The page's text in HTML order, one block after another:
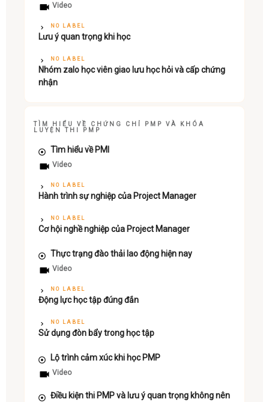
Video
NO LABEL
Lưu ý quan trọng khi học
NO LABEL
Nhóm zalo học viên giao lưu học hỏi và cấp chứng
nhận
TÌM HIỂU VỀ CHỨNG CHỈ PMP VÀ KHÓA
LUYỆN THI PMP
Tìm hiểu về PMI
Video
NO LABEL
Hành trình sự nghiệp của Project Manager
NO LABEL
Cơ hội nghề nghiệp của Project Manager
Thực trạng đào thải lao động hiện nay
Video
NO LABEL
Động lực học tập đúng đắn
NO LABEL
Sử dụng đòn bẩy trong học tập
Lộ trình cảm xúc khi học PMP
Video
Điều kiện thi PMP và lưu ý quan trọng không nên